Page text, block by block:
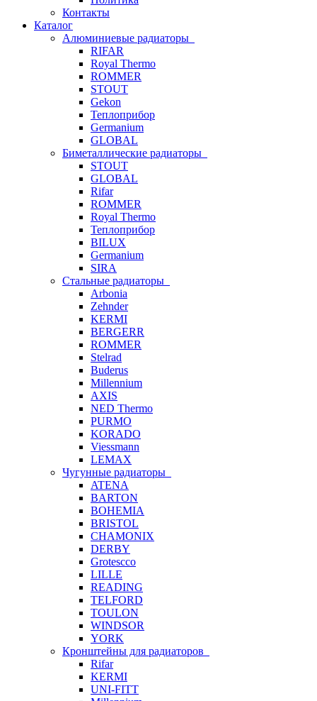
Контакты
Каталог
Алюминиевые радиаторы
RIFAR
Royal Thermo
ROMMER
STOUT
Gekon
Теплоприбор
Germanium
GLOBAL
Биметаллические радиаторы
STOUT
GLOBAL
Rifar
ROMMER
Royal Thermo
Теплоприбор
BILUX
Germanium
SIRA
Стальные радиаторы
Arbonia
Zehnder
KERMI
BERGERR
ROMMER
Stelrad
Buderus
Millennium
AXIS
NED Thermo
PURMO
KORADO
Viessmann
LEMAX
Чугунные радиаторы
ATENA
BARTON
BOHEMIA
BRISTOL
CHAMONIX
DERBY
Grotescco
LILLE
READING
TELFORD
TOULON
WINDSOR
YORK
Кронштейны для радиаторов
Rifar
KERMI
UNI-FITT